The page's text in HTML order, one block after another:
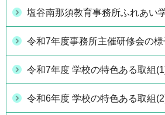
塩谷南那須教育事務所ふれあい
令和7年度事務所主催研修会の様
令和7年度 学校の特色ある取組
令和6年度 学校の特色ある取組